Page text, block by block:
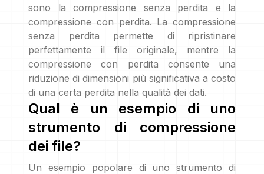
sono la compressione senza perdita e la
compressione con perdita. La compressione
senza perdita permette di ripristinare
perfettamente il file originale, mentre la
compressione con perdita consente una
riduzione di dimensioni più significativa a costo
di una certa perdita nella qualità dei dati.
Qual è un esempio di uno
strumento di compressione
dei file?
Un esempio popolare di uno strumento di